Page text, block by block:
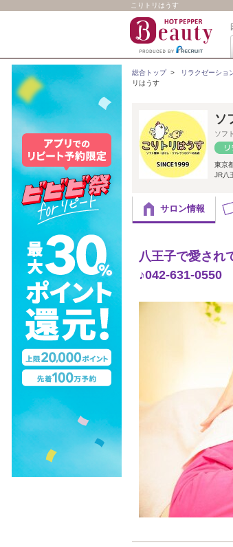
こりトリはうす
総合トップ> リラクゼーショ
リはうす
ソ
ソフ
東京
JR八
サロン情報
八王子で愛され
♪042-631-0550